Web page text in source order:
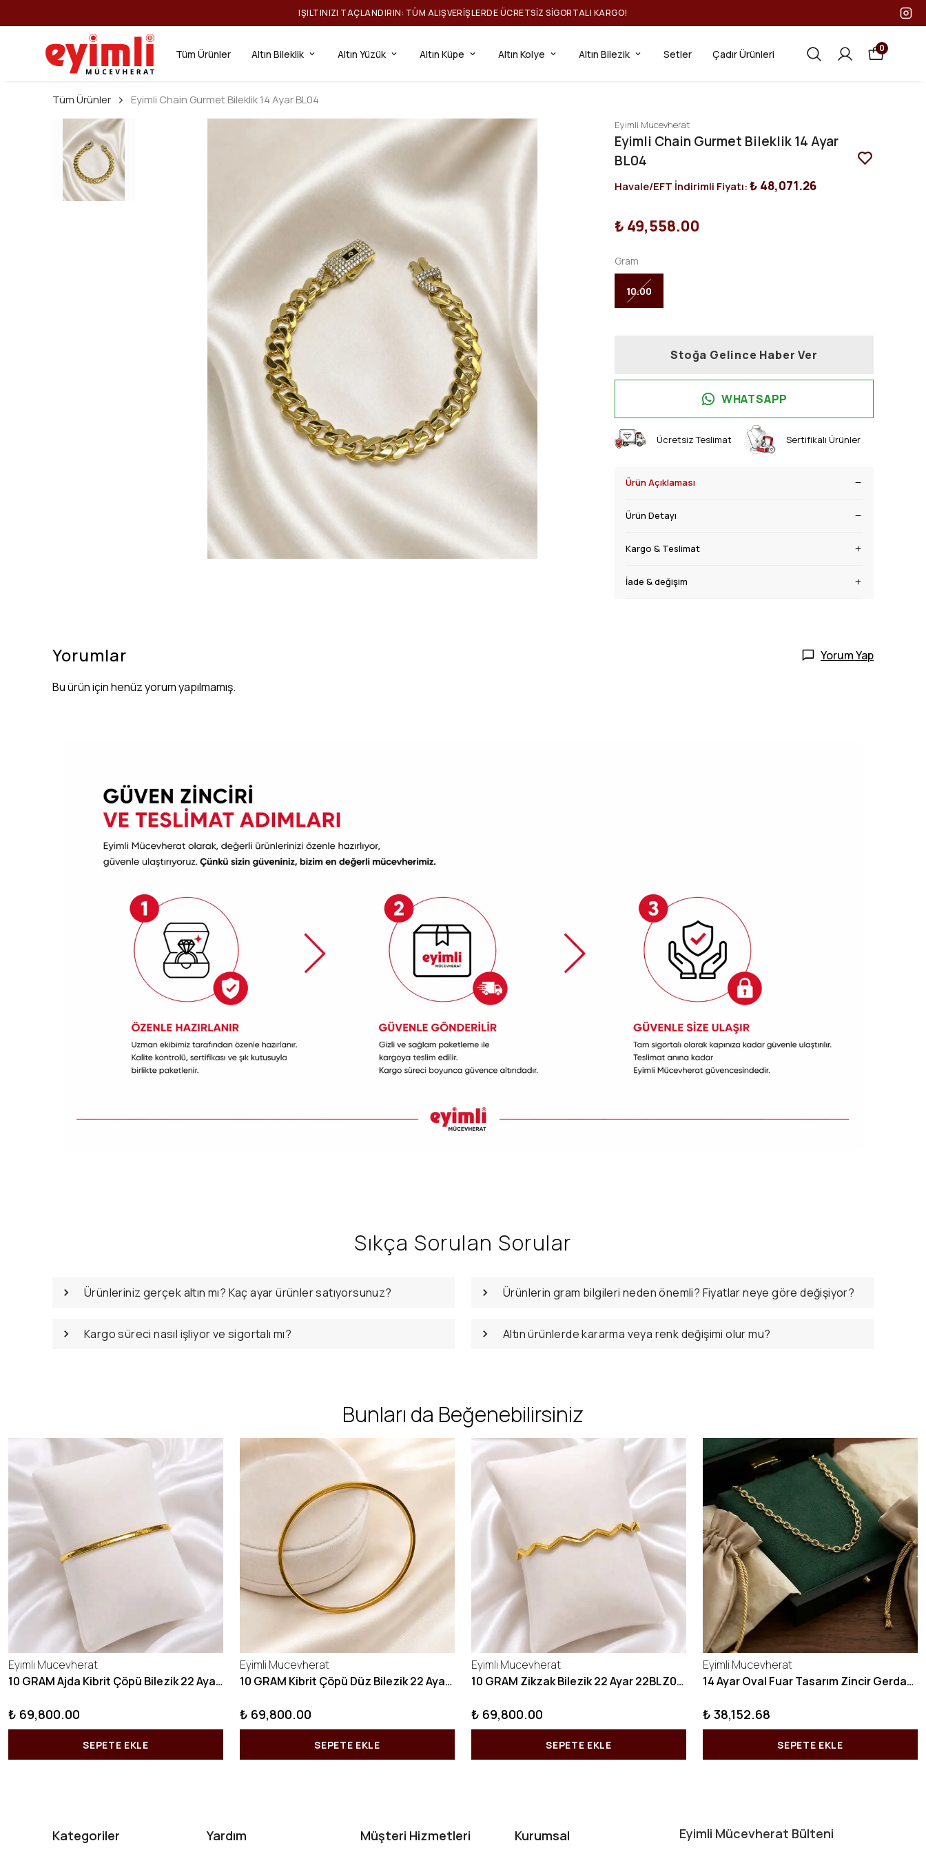
IŞILTINIZI TAÇLANDIRIN: TÜM ALIŞVERIŞLERDE ÜCRETSIZ SIGORTALI KARGO!
Tüm Ürünler Altın Bileklik Altın Yüzük Altın Küpe Altın Kolye Altın Bilezik Setler Çadır Ürünleri 0
Tüm Ürünler Eyimli Chain Gurmet Bileklik 14 Ayar BL04
Eyimli Mucevherat
Eyimli Chain Gurmet Bileklik 14 Ayar
BL04
Havale/EFT İndirimli Fiyatı:₺ 48,071.26
₺ 49,558.00
Gram
10.00
Stoğa Gelince Haber Ver
WHATSAPP
Ücretsiz Teslimat Sertifikalı Ürünler
Ürün Açıklaması
Ürün Detayı
Kargo & Teslimat
İade & değişim
Yorumlar Yorum Yap
Bu ürün için henüz yorum yapılmamış.
Sıkça Sorulan Sorular
Ürünleriniz gerçek altın mı? Kaç ayar ürünler satıyorsunuz? Ürünlerin gram bilgileri neden önemli? Fiyatlar neye göre değişiyor?
Kargo süreci nasıl işliyor ve sigortalı mı? Altın ürünlerde kararma veya renk değişimi olur mu?
Bunları da Beğenebilirsiniz
Eyimli Mucevherat
10 GRAM Ajda Kibrit Çöpü Bilezik 22 Ayar 22BLZ003
₺ 69,800.00
SEPETE EKLE
Eyimli Mucevherat
10 GRAM Kibrit Çöpü Düz Bilezik 22 Ayar 22BLZ001
₺ 69,800.00
SEPETE EKLE
Eyimli Mucevherat
10 GRAM Zikzak Bilezik 22 Ayar 22BLZ004
₺ 69,800.00
SEPETE EKLE
Eyimli Mucevherat
14 Ayar Oval Fuar Tasarım Zincir Gerdanlık KY1071
₺ 38,152.68
SEPETE EKLE
Kategoriler Yardım Müşteri Hizmetleri Kurumsal Eyimli Mücevherat Bülteni